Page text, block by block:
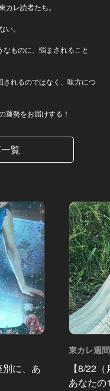
レ読者たち。
。
なものに、悩まされること
されるのではなく、味方につ
運勢をお届けする！
覧
別に、あ
東カレ週
【8/22
あなた